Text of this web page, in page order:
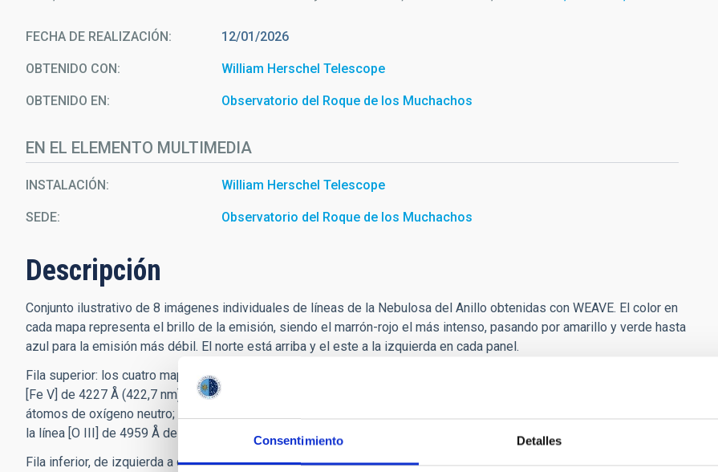
Consentimiento Detalles
FECHA DE REALIZACIÓN 12/01/2026
OBTENIDO CON William Herschel Telescope
OBTENIDO EN Observatorio del Roque de los Muchachos
EN EL ELEMENTO MULTIMEDIA
INSTALACIÓN William Herschel Telescope
SEDE Observatorio del Roque de los Muchachos
Descripción
Conjunto ilustrativo de 8 imágenes individuales de líneas de la Nebulosa del Anillo obtenidas con WEAVE. El color en
cada mapa representa el brillo de la emisión, siendo el marrón-rojo el más intenso, pasando por amarillo y verde hasta
azul para la emisión más débil. El norte está arriba y el este a la izquierda en cada panel.
Fila superior: los cuatro mapas que se combinan en la Figura 1. De izquierda a derecha, las líneas son: emisión en la línea
[Fe V] de 4227 Å (422,7 nm) de átomos de hierro ionizados cuatro veces; emisión en la línea auroral [O I] de 6300 Å de
átomos de oxígeno neutro; emisión en el doblete [O II] de 3727 Å de átomos de oxígeno ionizados una vez; emisión en
la línea [O III] de 4959 Å de átomos de oxígeno ionizados dos veces.
Fila inferior, de izquierda a derecha: emisión en la línea de 4861 Å producida cuando los átomos de hidrógeno ionizado